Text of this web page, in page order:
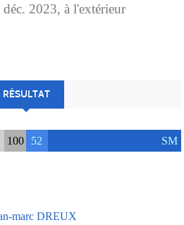
déc. 2023, à l'extérieur
RÉSULTAT
100 52 SM
marc DREUX